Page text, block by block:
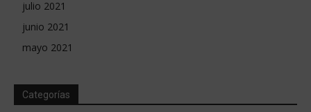
julio 2021
junio 2021
mayo 2021
Categorías